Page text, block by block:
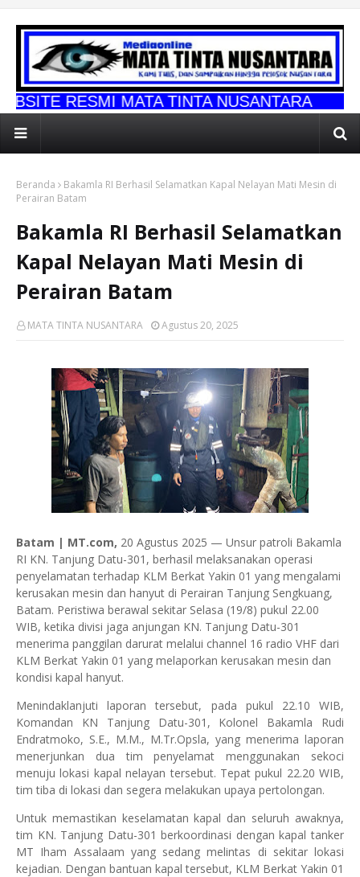
MATA TINTA NUSANTARA
Beranda
Bakamla RI Berhasil Selamatkan Kapal Nelayan Mati Mesin di
Perairan Batam
Bakamla RI Berhasil Selamatkan
Kapal Nelayan Mati Mesin di
Perairan Batam
MATA TINTA NUSANTARA Agustus 20, 2025
Batam | MT.com, 20 Agustus 2025 — Unsur patroli Bakamla
RI KN. Tanjung Datu-301, berhasil melaksanakan operasi
penyelamatan terhadap KLM Berkat Yakin 01 yang mengalami
kerusakan mesin dan hanyut di Perairan Tanjung Sengkuang,
Batam. Peristiwa berawal sekitar Selasa (19/8) pukul 22.00
WIB, ketika divisi jaga anjungan KN. Tanjung Datu-301
menerima panggilan darurat melalui channel 16 radio VHF dari
KLM Berkat Yakin 01 yang melaporkan kerusakan mesin dan
kondisi kapal hanyut.
Menindaklanjuti laporan tersebut, pada pukul 22.10 WIB,
Komandan KN Tanjung Datu-301, Kolonel Bakamla Rudi
Endratmoko, S.E., M.M., M.Tr.Opsla, yang menerima laporan
menerjunkan dua tim penyelamat menggunakan sekoci
menuju lokasi kapal nelayan tersebut. Tepat pukul 22.20 WIB,
tim tiba di lokasi dan segera melakukan upaya pertolongan.
Untuk memastikan keselamatan kapal dan seluruh awaknya,
tim KN. Tanjung Datu-301 berkoordinasi dengan kapal tanker
MT Iham Assalaam yang sedang melintas di sekitar lokasi
kejadian. Dengan bantuan kapal tersebut, KLM Berkat Yakin 01